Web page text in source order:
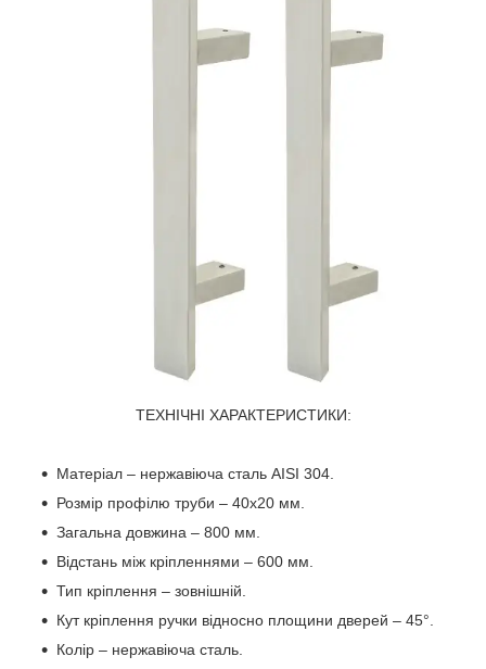
ТЕХНІЧНІ ХАРАКТЕРИСТИКИ:
Матеріал – нержавіюча сталь AISI 304.
Розмір профілю труби – 40х20 мм.
Загальна довжина – 800 мм.
Відстань між кріпленнями – 600 мм.
Тип кріплення – зовнішній.
Кут кріплення ручки відносно площини дверей – 45°.
Колір – нержавіюча сталь.